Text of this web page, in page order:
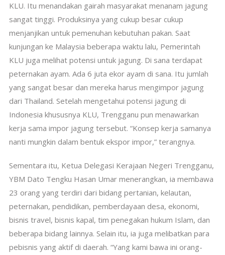
KLU. Itu menandakan gairah masyarakat menanam jagung
sangat tinggi. Produksinya yang cukup besar cukup
menjanjikan untuk pemenuhan kebutuhan pakan. Saat
kunjungan ke Malaysia beberapa waktu lalu, Pemerintah
KLU juga melihat potensi untuk jagung. Di sana terdapat
peternakan ayam. Ada 6 juta ekor ayam di sana. Itu jumlah
yang sangat besar dan mereka harus mengimpor jagung
dari Thailand. Setelah mengetahui potensi jagung di
Indonesia khususnya KLU, Trengganu pun menawarkan
kerja sama impor jagung tersebut. “Konsep kerja samanya
nanti mungkin dalam bentuk ekspor impor,” terangnya.
Sementara itu, Ketua Delegasi Kerajaan Negeri Trengganu,
YBM Dato Tengku Hasan Umar menerangkan, ia membawa
23 orang yang terdiri dari bidang pertanian, kelautan,
peternakan, pendidikan, pemberdayaan desa, ekonomi,
bisnis travel, bisnis kapal, tim penegakan hukum Islam, dan
beberapa bidang lainnya. Selain itu, ia juga melibatkan para
pebisnis yang aktif di daerah. “Yang kami bawa ini orang-